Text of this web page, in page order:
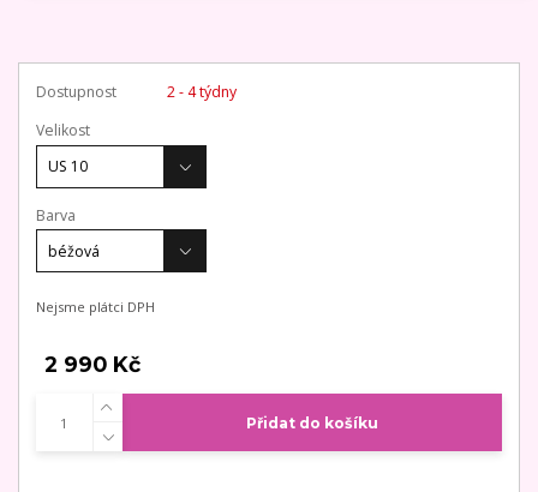
Dostupnost
2 - 4 týdny
Velikost
Barva
Nejsme plátci DPH
2 990 Kč
Přidat do košíku